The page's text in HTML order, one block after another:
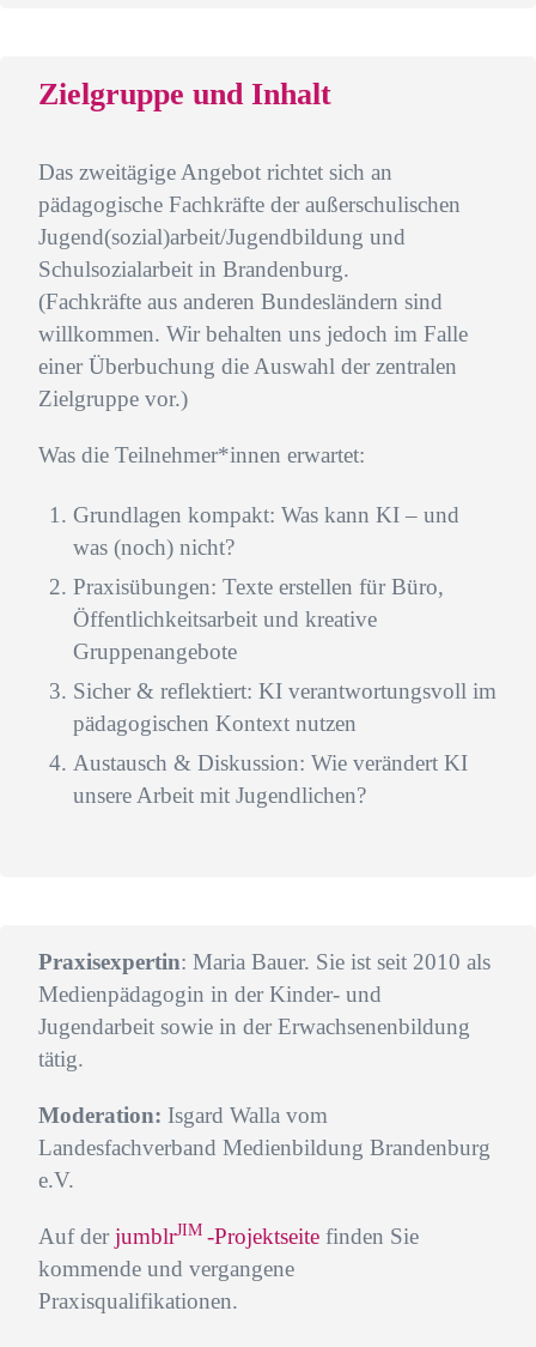
Zielgruppe und Inhalt
Das zweitägige Angebot richtet sich an
pädagogische Fachkräfte der außerschulischen
Jugend(sozial)arbeit/Jugendbildung und
Schulsozialarbeit in Brandenburg.
(Fachkräfte aus anderen Bundesländern sind
willkommen. Wir behalten uns jedoch im Falle
einer Überbuchung die Auswahl der zentralen
Zielgruppe vor.)
Was die Teilnehmer*innen erwartet:
Grundlagen kompakt: Was kann KI – und
was (noch) nicht?
Praxisübungen: Texte erstellen für Büro,
Öffentlichkeitsarbeit und kreative
Gruppenangebote
Sicher & reflektiert: KI verantwortungsvoll im
pädagogischen Kontext nutzen
Austausch & Diskussion: Wie verändert KI
unsere Arbeit mit Jugendlichen?
Praxisexpertin: Maria Bauer. Sie ist seit 2010 als
Medienpädagogin in der Kinder- und
Jugendarbeit sowie in der Erwachsenenbildung
tätig.
Moderation: Isgard Walla vom
Landesfachverband Medienbildung Brandenburg
e.V.
Auf derjumblrJIM -Projektseite finden Sie
kommende und vergangene
Praxisqualifikationen.